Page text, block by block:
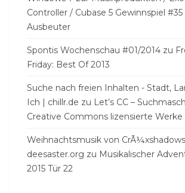
Controller / Cubase 5 Gewinnspiel #35
Ausbeuter
Spontis Wochenschau #01/2014 zu
Friday: Best Of 2013
Suche nach freien Inhalten - Stadt,
Ich | chillr.de zu Let’s CC –
Creative Commons lizensierte Werke
Weihnachtsmusik von
deesaster.org zu Musikalischer
2015 Tür 22